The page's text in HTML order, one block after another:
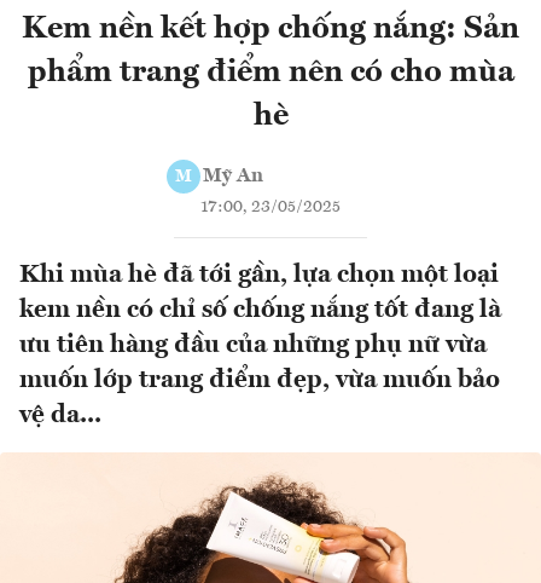
Kem nền kết hợp chống nắng: Sản
phẩm trang điểm nên có cho mùa
hè
M Mỹ An
17:00, 23/05/2025
Khi mùa hè đã tới gần, lựa chọn một loại
kem nền có chỉ số chống nắng tốt đang là
ưu tiên hàng đầu của những phụ nữ vừa
muốn lớp trang điểm đẹp, vừa muốn bảo
vệ da...